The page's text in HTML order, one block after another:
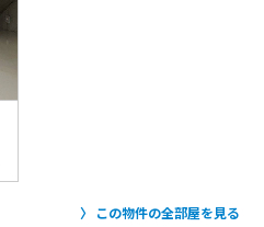
この物件の全部屋を見る